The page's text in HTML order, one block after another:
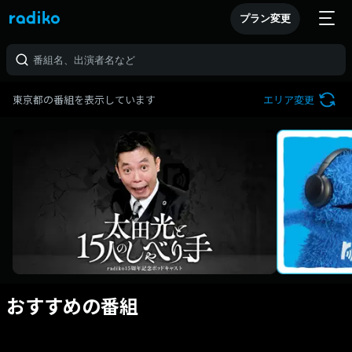
プラン変更
東京都の番組を表示しています エリア変更
おすすめの番組